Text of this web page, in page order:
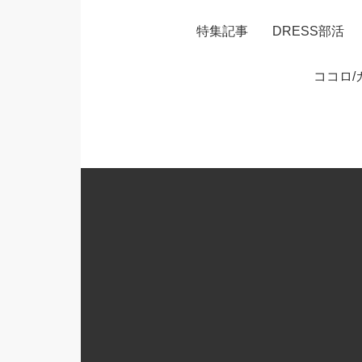
特集記事 DRESS部活
ココロ/